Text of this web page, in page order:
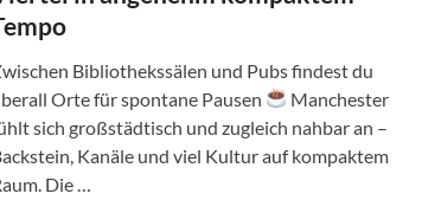
Bibliothekssälen und Pubs findest du
Orte für spontane Pausen
Manchester
sich großstädtisch und zugleich nahbar an –
Kanäle und viel Kultur auf kompaktem
Die …